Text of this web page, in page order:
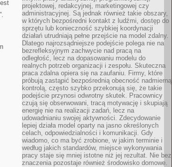
projektowej, redakcyjnej, marketingowej czy
administracyjnej. Są jednak również takie obszary,
w których bezpośredni kontakt z ludźmi, dostęp do
sprzętu lub konieczność szybkiej koordynacji
działań utrudniają pełne przejście na model zdalny.
Dlatego najrozsądniejsze podejście polega nie na
bezrefleksyjnym zachwycie nad pracą na
odległość, lecz na dopasowaniu modelu do
realnych potrzeb organizacji i zespołu. Skuteczna
praca zdalna opiera się na zaufaniu. Firmy, które
próbują zastąpić bezpośrednią obecność nadmierną
kontrolą, często szybko przekonują się, że takie
podejście przynosi odwrotny skutek. Pracownicy
czują się obserwowani, tracą motywację i skupiają
energię nie na realizacji zadań, lecz na
udowadnianiu swojej aktywności. Zdecydowanie
lepiej działa model oparty na jasno określonych
celach, odpowiedzialności i komunikacji. Gdy
wiadomo, co ma być zrobione, w jakim terminie i
według jakich standardów, miejsce wykonywania
pracy staje się mniej istotne niż jej rezultat. Nie bez
znaczenia pozostaje również środowisko domowe.